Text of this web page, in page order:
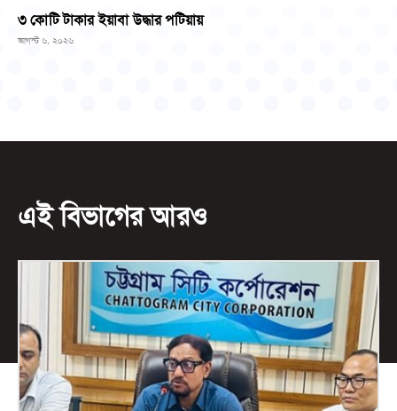
৩ কোটি টাকার ইয়াবা উদ্ধার পটিয়ায়
আগস্ট ৬, ২০২৬
এই বিভাগের আরও